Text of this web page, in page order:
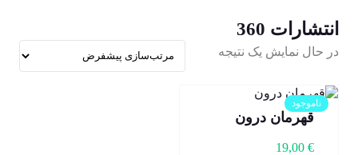
انتشارات 360
در حال نمایش یک نتیجه
ناموجود
قهرمان درون
19,00 €